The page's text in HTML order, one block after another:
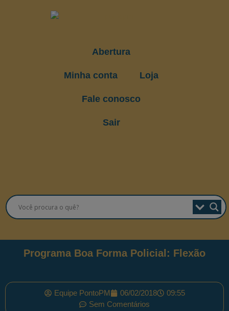
Abertura
Minha conta Loja
Fale conosco
Sair
Programa Boa Forma Policial: Flexão
Equipe PontoPM 06/02/2018
09:55
Sem Comentários